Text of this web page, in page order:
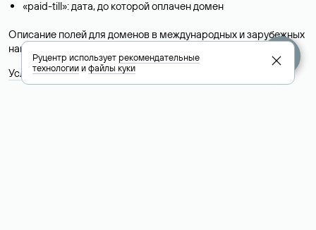
«paid-till»: дата, до которой оплачен домен
Описание полей для доменов в международных и зарубежных
национальных доменах представлены в разделе «
».
Условия использования Whois-сервиса
Руцентр используетрекомендательные
технологииифайлы куки